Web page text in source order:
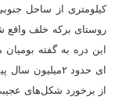
کیلومترى از ساحل
روستای برکه خلف واقع
این دره به گفته
ای حدود
از برخورد شکل‌های